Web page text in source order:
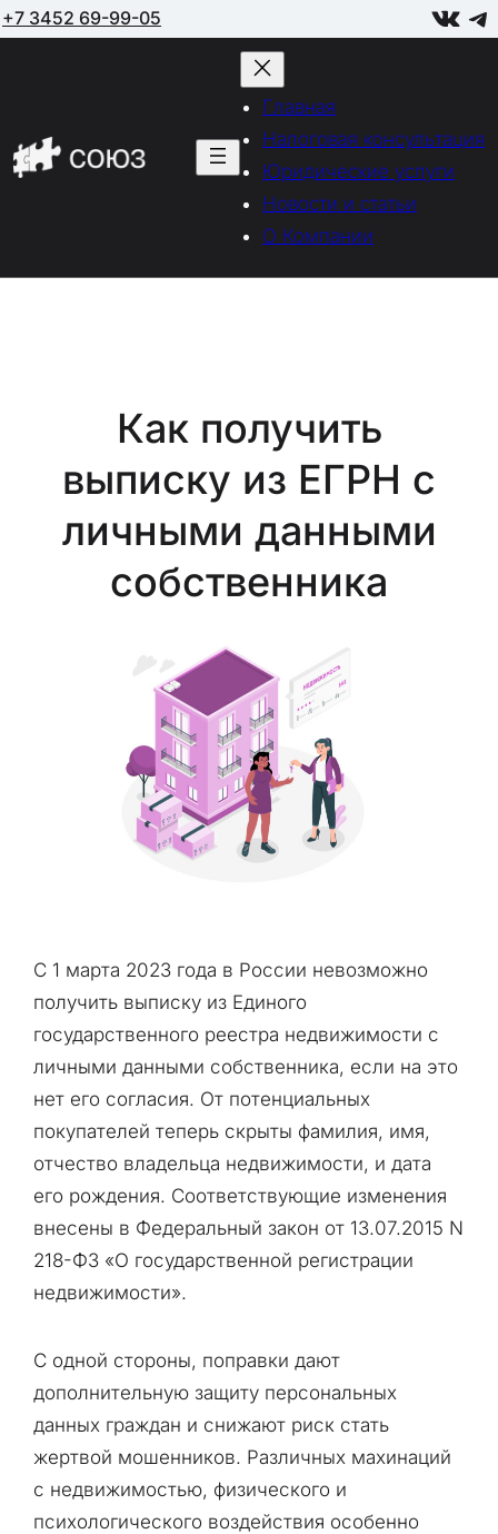
Перейти
+7 3452 69-99-05 VK Telegram
Главная
Налоговая консультация
Юридические услуги
Новости и статьи
О Компании
Как получить
выписку из ЕГРН с
личными данными
собственника
С 1 марта 2023 года в России невозможно
получить выписку из Единого
государственного реестра недвижимости с
личными данными собственника, если на это
нет его согласия. От потенциальных
покупателей теперь скрыты фамилия, имя,
отчество владельца недвижимости, и дата
его рождения. Соответствующие изменения
внесены в Федеральный закон от 13.07.2015 N
218-ФЗ «О государственной регистрации
недвижимости».
С одной стороны, поправки дают
дополнительную защиту персональных
данных граждан и снижают риск стать
жертвой мошенников. Различных махинаций
с недвижимостью, физического и
психологического воздействия особенно